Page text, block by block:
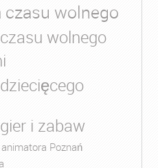
wolnego
wolnego
i zabaw
Poznań